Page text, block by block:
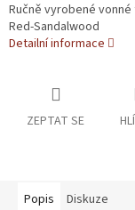
Ručně vyrobené
Red-Sandalwood
Detailní informace
ZEPTAT SE
Popis Diskuze